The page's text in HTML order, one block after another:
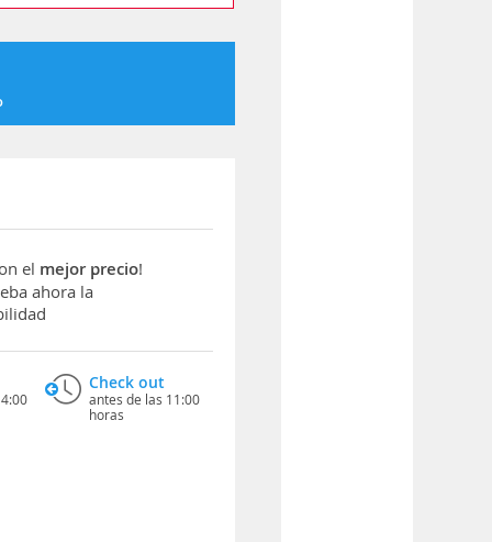
el mejor precio!
ahora la
Check out
antes de las 11:00
horas